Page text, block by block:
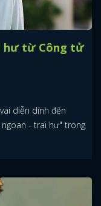
hư từ Công tử
diễn dính đến
- trai hư" trong